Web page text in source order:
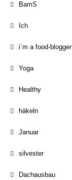
BamS
Ich
i´m a food-blogger
Yoga
Healthy
häkeln
Januar
silvester
Dachausbau